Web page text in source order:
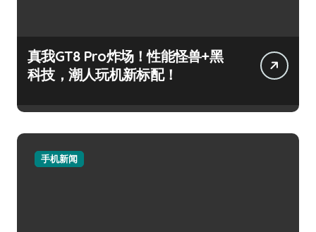
真我GT8 Pro炸场！性能怪兽+黑
科技，潮人玩机新标配！
手机新闻